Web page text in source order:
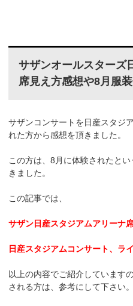
サザンオールスターズ
席見え方感想や8月服
サザンコンサートを日産スタジ
れた方から感想を頂きました。
この方は、8月に体験されたと
きました。
この記事では、
サザン日産スタジアムアリーナ
日産スタジアムコンサート、ラ
以上の内容でご紹介しています
される方は、参考にして下さい。